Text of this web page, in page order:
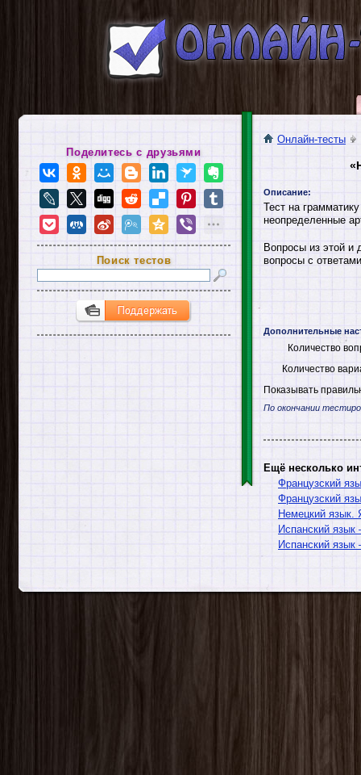
Онлайн-тесты
Описание:
Тест на
неопределенные
Вопросы из этой и
вопросы с
Дополнительные
Количество
Количество
Показывать
По окончании
Ещё несколько
Французский
Французский
Немецкий
Испанский
Испанский
Поделитесь с друзьями
Поиск тестов